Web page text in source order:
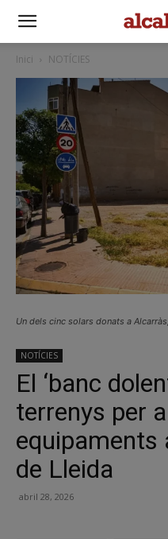
Inici NOTÍCIES
Un dels cinc solars donats a
NOTÍCIES
El ‘banc
terrenys per
equipaments
de Lleida
abril 28, 2026